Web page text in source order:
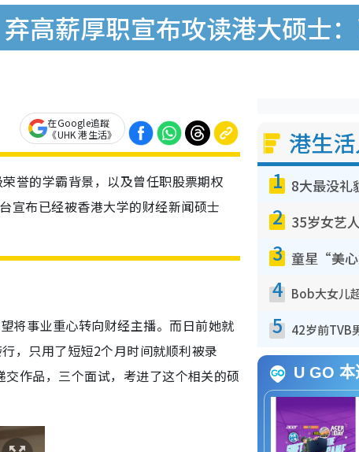
高薪厚职宣布攻读港大硕士
在Google追蹤
《UHK 港生活》
誉的学霸背景，以及曾任职股票期权
宣布已经被香港大学的财经新闻硕士
将事业重心转向财经主播。而日前她就
，只用了短短2个月时间就顺利被录
作品，三个面试，考进了这个相关的硕
港生
1
2
3
4
5
U GO